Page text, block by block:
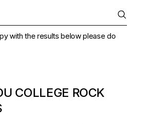
with the results below please do
COLLEGE ROCK